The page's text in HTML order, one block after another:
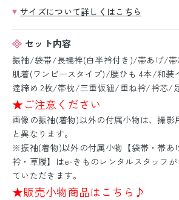
サイズについて詳しくはこちら
セット内容
振袖/袋帯/長襦袢(白半衿付き)/帯あげ/
肌着(ワンピースタイプ)/腰ひも 4本/和
逹締め 2枚/帯枕/三重仮紐/重ね衿/衿芯/
★ご注意ください
画像の振袖(着物)以外の付属小物は、撮影
と異なります。
※振袖(着物)以外の付属小物【袋帯・帯あ
衿・草履】はe-きものレンタルスタッフ
ていただきます。
★販売小物商品はこちら♪